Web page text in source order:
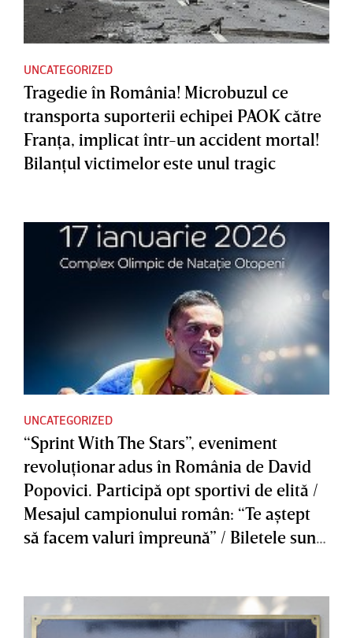
UNCATEGORIZED
Tragedie în România! Microbuzul ce
transporta suporterii echipei PAOK către
Franţa, implicat într-un accident mortal!
Bilanţul victimelor este unul tragic
UNCATEGORIZED
“Sprint With The Stars”, eveniment
revoluţionar adus în România de David
Popovici. Participă opt sportivi de elită /
Mesajul campionului român: “Te aştept
să facem valuri împreună” / Biletele sunt